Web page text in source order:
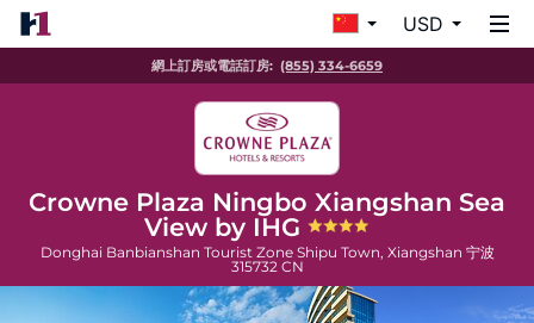
USD
網上訂房或電話訂房: (855) 334-6659
Crowne Plaza Ningbo Xiangshan Sea
View by IHG
Donghai Banbianshan Tourist Zone Shipu Town, Xiangshan 宁波
315732 CN